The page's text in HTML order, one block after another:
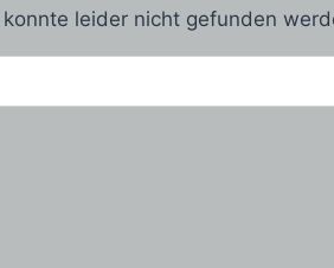
konnte leider nicht gefunden